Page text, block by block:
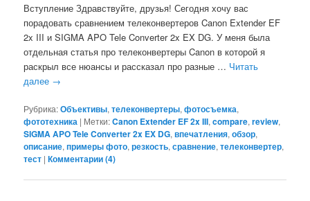
Вступление Здравствуйте, друзья! Сегодня хочу вас
порадовать сравнением телеконвертеров Canon Extender EF
2x III и SIGMA APO Tele Converter 2x EX DG. У меня была
отдельная статья про телеконвертеры Canon в которой я
раскрыл все нюансы и рассказал про разные … Читать
далее →
Рубрика:Объективы,телеконвертеры,фотосъемка,
фототехника | Метки:Canon Extender EF 2x III,compare,review,
SIGMA APO Tele Converter 2x EX DG,впечатления,обзор,
описание,примеры фото,резкость,сравнение,телеконвертер,
тест |Комментарии (4)